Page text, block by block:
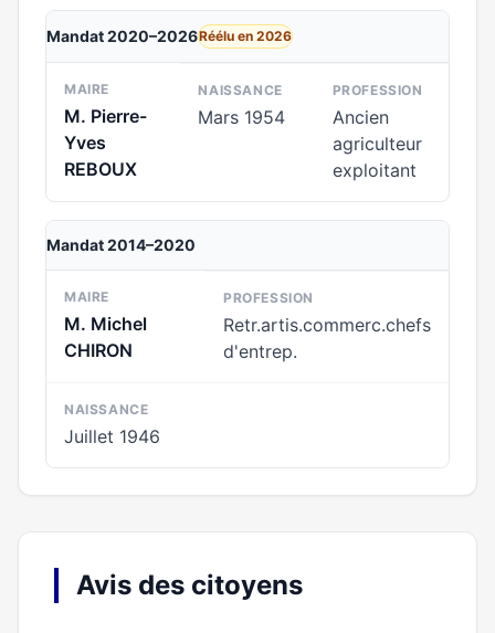
Mandat 2020–2026Réélu en 2026
MAIRE
M. Pierre-
Yves
REBOUX
NAISSANCE
Mars 1954
PROFESSION
Ancien
agriculteur
exploitant
Mandat 2014–2020
MAIRE
M. Michel
CHIRON
PROFESSION
Retr.artis.commerc.chefs
d'entrep.
NAISSANCE
Juillet 1946
Avis des citoyens